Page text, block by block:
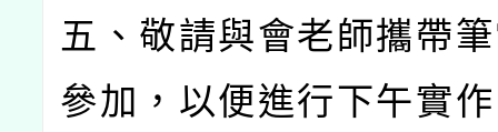
五、敬請與會老師攜帶
參加，以便進行下午實